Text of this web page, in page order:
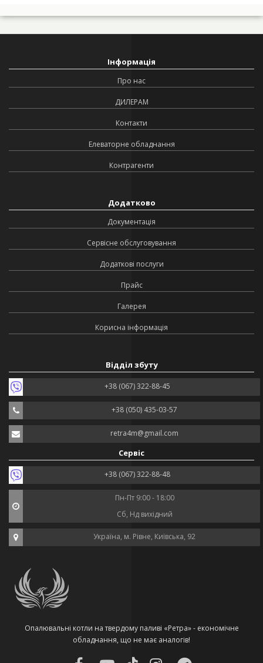
Інформація
Про нас
ДИЛЕРАМ
Контакти
Елеваторне обладнання
Контрагенти
Додатково
Документація
Сервісне обслуговування
Додаткові послуги
Прайс
Галерея
Корисна інформація
Відділ збуту
+38 (067) 322-88-45
+38 (050) 435-03-57
retra4m@gmail.com
Сервіс
+38 (067) 322-88-48
Пн-Пт 9:00 - 18:00
Сб, Нд вихідний
Україна, м. Рівне, Київська, 92
Опалювальні котли на твердому паливі «Ретра» - економічне
обладнання, що не має аналогів!